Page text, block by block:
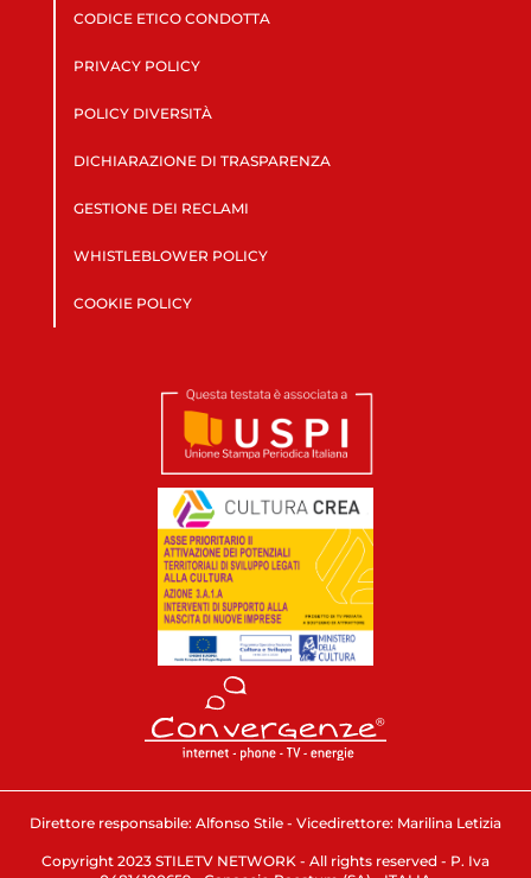
CODICE ETICO CONDOTTA
PRIVACY POLICY
POLICY DIVERSITÀ
DICHIARAZIONE DI TRASPARENZA
GESTIONE DEI RECLAMI
WHISTLEBLOWER POLICY
COOKIE POLICY
Direttore responsabile: Alfonso Stile - Vicedirettore: Marilina Letizia
Copyright 2023 STILETV NETWORK - All rights reserved - P. Iva